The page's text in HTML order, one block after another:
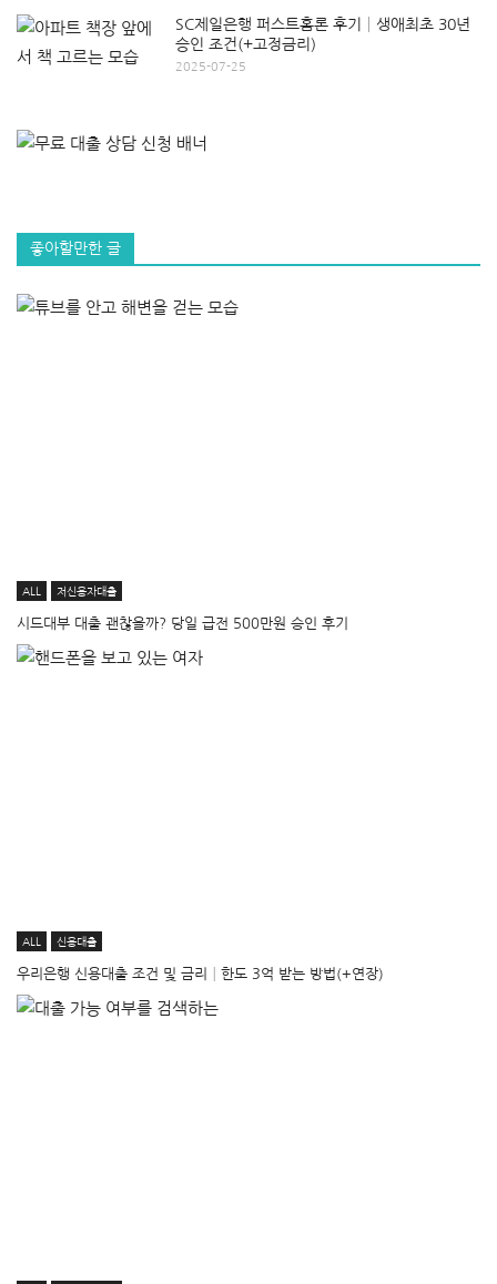
SC제일은행 퍼스트홈론 후기│생애최초 30년
승인 조건(+고정금리)
2025-07-25
좋아할만한 글
ALL 저신용자대출
시드대부 대출 괜찮을까? 당일 급전 500만원 승인 후기
ALL 신용대출
우리은행 신용대출 조건 및 금리│한도 3억 받는 방법(+연장)